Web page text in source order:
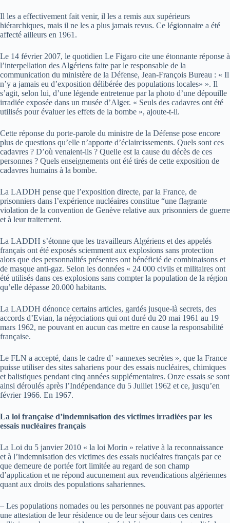
Il les a effectivement fait venir, il les a remis aux supérieurs
hiérarchiques, mais il ne les a plus jamais revus. Ce légionnaire a été
affecté ailleurs en 1961.
Le 14 février 2007, le quotidien Le Figaro cite une étonnante réponse à
l’interpellation des Algériens faite par le responsable de la
communication du ministère de la Défense, Jean-François Bureau : « Il
n’y a jamais eu d’exposition délibérée des populations locales» ». Il
s’agit, selon lui, d’une légende entretenue par la photo d’une dépouille
irradiée exposée dans un musée d’Alger. « Seuls des cadavres ont été
utilisés pour évaluer les effets de la bombe », ajoute-t-il.
Cette réponse du porte-parole du ministre de la Défense pose encore
plus de questions qu’elle n’apporte d’éclaircissements. Quels sont ces
cadavres ? D’où venaient-ils ? Quelle est la cause du décès de ces
personnes ? Quels enseignements ont été tirés de cette exposition de
cadavres humains à la bombe.
La LADDH pense que l’exposition directe, par la France, de
prisonniers dans l’expérience nucléaires constitue “une flagrante
violation de la convention de Genève relative aux prisonniers de guerre
et à leur traitement.
La LADDH s’étonne que les travailleurs Algériens et des appelés
français ont été exposés sciemment aux explosions sans protection
alors que des personnalités présentes ont bénéficié de combinaisons et
de masque anti-gaz. Selon les données « 24 000 civils et militaires ont
été utilisés dans ces explosions sans compter la population de la région
qu’elle dépasse 20.000 habitants.
La LADDH dénonce certains articles, gardés jusque-là secrets, des
accords d’Evian, la négociations qui ont duré du 20 mai 1961 au 19
mars 1962, ne pouvant en aucun cas mettre en cause la responsabilité
française.
Le FLN a accepté, dans le cadre d’ »annexes secrètes », que la France
puisse utiliser des sites sahariens pour des essais nucléaires, chimiques
et balistiques pendant cinq années supplémentaires. Onze essais se sont
ainsi déroulés après l’Indépendance du 5 Juillet 1962 et ce, jusqu’en
février 1966. En 1967.
La loi française d’indemnisation des victimes irradiées par les
essais nucléaires français
La Loi du 5 janvier 2010 « la loi Morin » relative à la reconnaissance
et à l’indemnisation des victimes des essais nucléaires français par ce
que demeure de portée fort limitée au regard de son champ
d’application et ne répond aucunement aux revendications algériennes
quant aux droits des populations sahariennes.
– Les populations nomades ou les personnes ne pouvant pas apporter
une attestation de leur résidence ou de leur séjour dans ces centres